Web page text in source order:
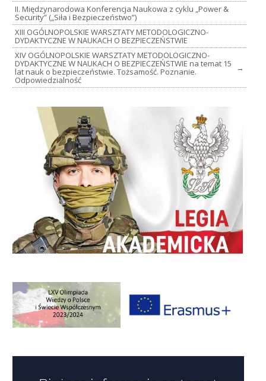
II. Międzynarodowa Konferencja Naukowa z cyklu „Power &
Security” („Siła i Bezpieczeństwo”)
XIII OGÓLNOPOLSKIE WARSZTATY METODOLOGICZNO-
DYDAKTYCZNE W NAUKACH O BEZPIECZEŃSTWIE
XIV OGÓLNOPOLSKIE WARSZTATY METODOLOGICZNO-
DYDAKTYCZNE W NAUKACH O BEZPIECZEŃSTWIE na temat 15
lat nauk o bezpieczeństwie. Tożsamość. Poznanie.
Odpowiedzialność
→